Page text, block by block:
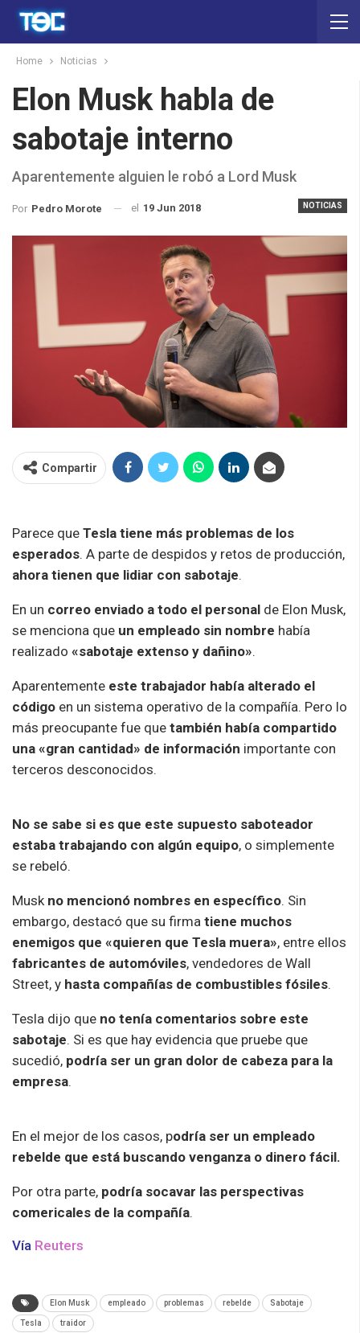
Home Noticias
Elon Musk habla de
sabotaje interno
Aparentemente alguien le robó a Lord Musk
NOTICIAS
Por Pedro Morote el 19 Jun 2018
Compartir
Parece que Tesla tiene más problemas de los
esperados. A parte de despidos y retos de producción,
ahora tienen que lidiar con sabotaje.
En un correo enviado a todo el personal de Elon Musk,
se menciona que un empleado sin nombre había
realizado «sabotaje extenso y dañino».
Aparentemente este trabajador había alterado el
código en un sistema operativo de la compañía. Pero lo
más preocupante fue que también había compartido
una «gran cantidad» de información importante con
terceros desconocidos.
No se sabe si es que este supuesto saboteador
estaba trabajando con algún equipo, o simplemente
se rebeló.
Musk no mencionó nombres en específico. Sin
embargo, destacó que su firma tiene muchos
enemigos que «quieren que Tesla muera», entre ellos
fabricantes de automóviles, vendedores de Wall
Street, y hasta compañías de combustibles fósiles.
Tesla dijo que no tenía comentarios sobre este
sabotaje. Si es que hay evidencia que pruebe que
sucedió, podría ser un gran dolor de cabeza para la
empresa.
En el mejor de los casos, podría ser un empleado
rebelde que está buscando venganza o dinero fácil.
Por otra parte, podría socavar las perspectivas
comericales de la compañía.
Vía Reuters
Elon Musk empleado problemas rebelde Sabotaje
Tesla traidor